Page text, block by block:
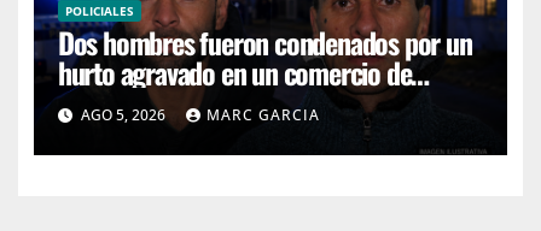
POLICIALES
Dos hombres fueron condenados por un
hurto agravado en un comercio de
Maldonado
AGO 5, 2026 MARC GARCIA